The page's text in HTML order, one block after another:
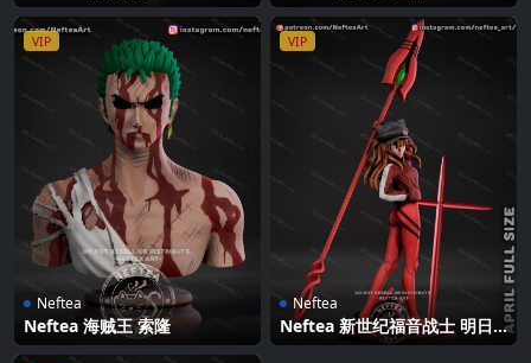
VIP
Neftea
Neftea 海贼王 索隆
VIP
Neftea
Neftea 新世纪福音战士 明日
香